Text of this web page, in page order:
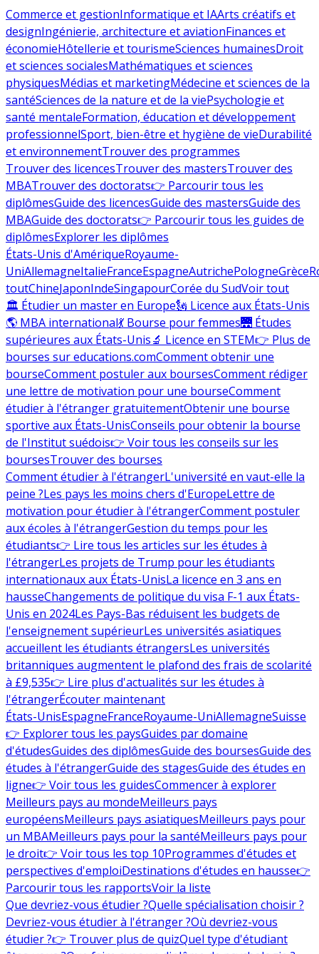
Commerce et gestionInformatique et IAArts créatifs et
designIngénierie, architecture et aviationFinances et
économieHôtellerie et tourismeSciences humainesDroit
et sciences socialesMathématiques et sciences
physiquesMédias et marketingMédecine et sciences de la
santéSciences de la nature et de la viePsychologie et
santé mentaleFormation, éducation et développement
professionnelSport, bien-être et hygiène de vieDurabilité
et environnementTrouver des programmes
Trouver des licencesTrouver des mastersTrouver des
MBATrouver des doctorats👉 Parcourir tous les
diplômesGuide des licencesGuide des mastersGuide des
MBAGuide des doctorats👉 Parcourir tous les guides de
diplômesExplorer les diplômes
États-Unis d'AmériqueRoyaume-
UniAllemagneItalieFranceEspagneAutrichePologneGrèce
toutChineJaponIndeSingapourCorée du SudVoir tout
🏛 Étudier un master en Europe🗽 Licence aux États-Unis
🌎 MBA international💃 Bourse pour femmes🌉 Études
supérieures aux États-Unis🔬 Licence en STEM👉 Plus de
bourses sur educations.comComment obtenir une
bourseComment postuler aux boursesComment rédiger
une lettre de motivation pour une bourseComment
étudier à l'étranger gratuitementObtenir une bourse
sportive aux États-UnisConseils pour obtenir la bourse
de l'Institut suédois👉 Voir tous les conseils sur les
boursesTrouver des bourses
Comment étudier à l'étrangerL'université en vaut-elle la
peine ?Les pays les moins chers d'EuropeLettre de
motivation pour étudier à l'étrangerComment postuler
aux écoles à l'étrangerGestion du temps pour les
étudiants👉 Lire tous les articles sur les études à
l'étrangerLes projets de Trump pour les étudiants
internationaux aux États-UnisLa licence en 3 ans en
hausseChangements de politique du visa F-1 aux États-
Unis en 2024Les Pays-Bas réduisent les budgets de
l'enseignement supérieurLes universités asiatiques
accueillent les étudiants étrangersLes universités
britanniques augmentent le plafond des frais de scolarité
à £9,535👉 Lire plus d'actualités sur les études à
l'étrangerÉcouter maintenant
États-UnisEspagneFranceRoyaume-UniAllemagneSuisse
👉 Explorer tous les paysGuides par domaine
d'étudesGuides des diplômesGuide des boursesGuide des
études à l'étrangerGuide des stagesGuide des études en
ligne👉 Voir tous les guidesCommencer à explorer
Meilleurs pays au mondeMeilleurs pays
européensMeilleurs pays asiatiquesMeilleurs pays pour
un MBAMeilleurs pays pour la santéMeilleurs pays pour
le droit👉 Voir tous les top 10Programmes d'études et
perspectives d'emploiDestinations d'études en hausse👉
Parcourir tous les rapportsVoir la liste
Que devriez-vous étudier ?Quelle spécialisation choisir ?
Devriez-vous étudier à l'étranger ?Où devriez-vous
étudier ?👉 Trouver plus de quizQuel type d'étudiant